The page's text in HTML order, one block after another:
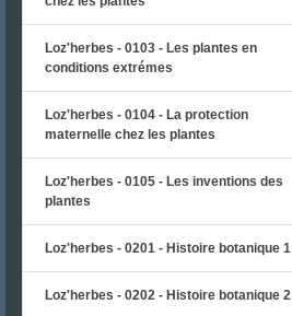
Loz'herbes - 0103 - Les plantes en
conditions extrémes
Loz'herbes - 0104 - La protection
maternelle chez les plantes
Loz'herbes - 0105 - Les inventions des
plantes
Loz'herbes - 0201 - Histoire botanique 1
Loz'herbes - 0202 - Histoire botanique 2